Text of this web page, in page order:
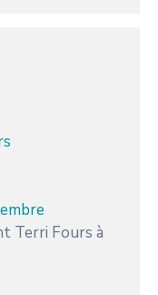
Terri Fours à